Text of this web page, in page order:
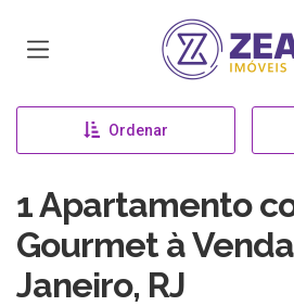
Página inicial
Ordenar
1 Apartamento
Gourmet à
Janeiro, RJ